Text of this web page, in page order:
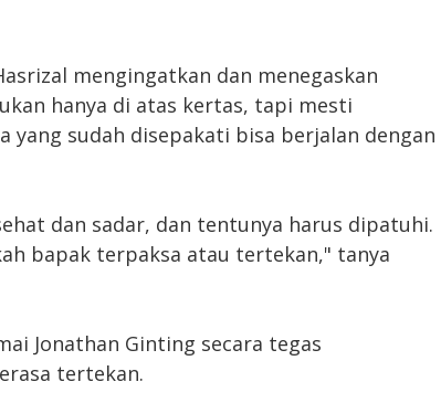
mengingatkan dan menegaskan
hanya di atas kertas, tapi mesti
sudah disepakati bisa berjalan dengan
dan sadar, dan tentunya harus dipatuhi.
bapak terpaksa atau tertekan," tanya
Jonathan Ginting secara tegas
tertekan.